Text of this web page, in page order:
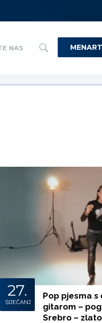
NAS
27.
SIJEČANJ
Pop pjesma
gitarom –
Srebro –